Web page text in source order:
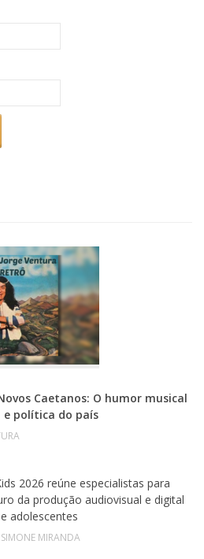
Caetanos: O humor musical
e política do país
2026 reúne especialistas para
da produção audiovisual e digital
adolescentes
MIRANDA